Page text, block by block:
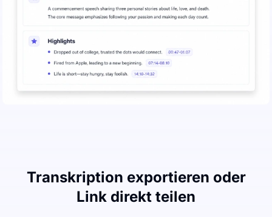
Transkription exportieren oder
Link direkt teilen